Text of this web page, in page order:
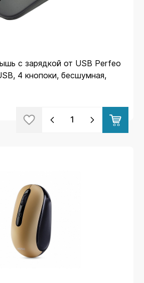
с зарядкой от USB Perfeo
4 кнопоки, бесшумная,